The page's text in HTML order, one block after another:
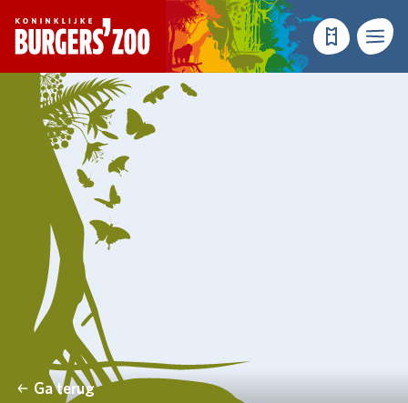
- Homepagina
TicketsMenu
Ga terug